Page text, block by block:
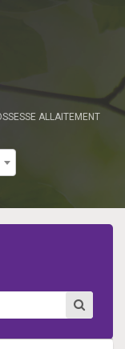
ALLAITEMENT